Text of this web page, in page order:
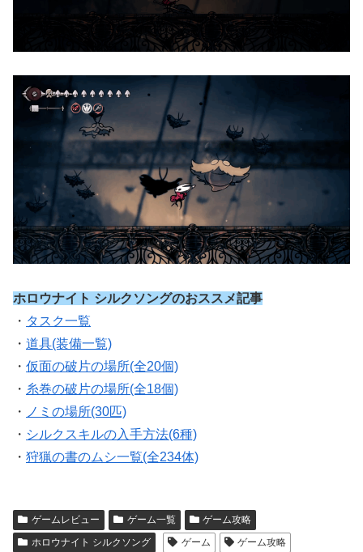
ホロウナイト シルクソングのおススメ記事
・ タスク一覧
・ 道具(装備一覧)
・ 仮面の破片の場所(全20個)
・ 糸巻の破片の場所(全18個)
・ ノミの場所(30匹)
・ シルクスキルの入手方法(6種)
・ 狩猟の書のムシ一覧(全234体)
ゲームレビュー ゲーム一覧
ゲーム攻略
ホロウナイト シルクソング
ゲーム ゲーム攻略